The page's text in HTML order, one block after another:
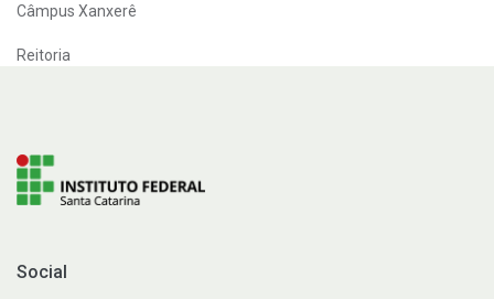
Câmpus Xanxerê
Reitoria
Social